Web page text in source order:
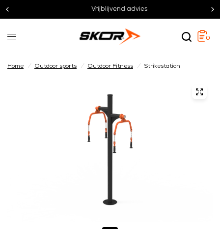
Vrijblijvend advies
0
Home / Outdoor sports / Outdoor Fitness / Strikestation